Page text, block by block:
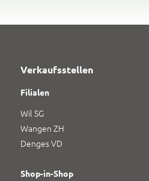
Verkaufsstellen
Filialen
Wil SG
Wangen ZH
Denges VD
Shop-in-Shop